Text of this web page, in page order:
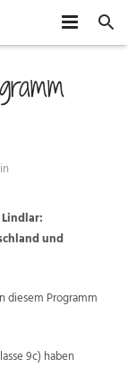
und
diesem Programm
9c) haben